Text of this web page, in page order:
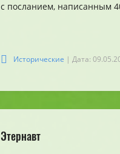
с посланием, написанным
Исторические | Дата:
Этернавт